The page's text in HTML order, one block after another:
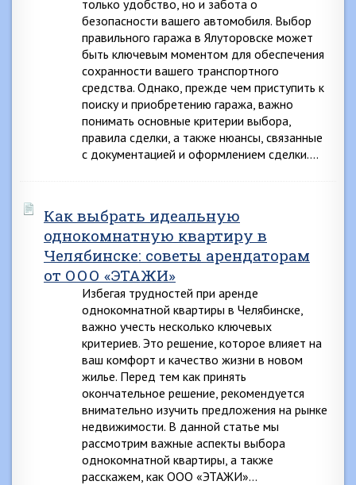
только удобство, но и забота о
безопасности вашего автомобиля. Выбор
правильного гаража в Ялуторовске может
быть ключевым моментом для обеспечения
сохранности вашего транспортного
средства. Однако, прежде чем приступить к
поиску и приобретению гаража, важно
понимать основные критерии выбора,
правила сделки, а также нюансы, связанные
с документацией и оформлением сделки….
Как выбрать идеальную
однокомнатную квартиру в
Челябинске: советы арендаторам
от ООО «ЭТАЖИ»
Избегая трудностей при аренде
однокомнатной квартиры в Челябинске,
важно учесть несколько ключевых
критериев. Это решение, которое влияет на
ваш комфорт и качество жизни в новом
жилье. Перед тем как принять
окончательное решение, рекомендуется
внимательно изучить предложения на рынке
недвижимости. В данной статье мы
рассмотрим важные аспекты выбора
однокомнатной квартиры, а также
расскажем, как ООО «ЭТАЖИ»…